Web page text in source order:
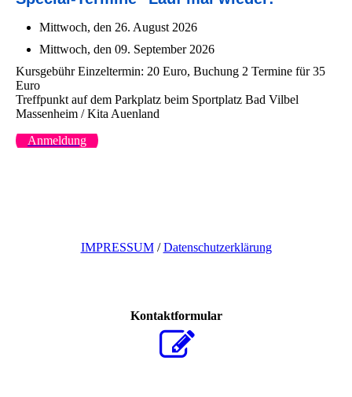
Mittwoch, den 26. August 2026
Mittwoch, den 09. September 2026
Kursgebühr Einzeltermin: 20 Euro, Buchung 2 Termine für 35
Euro
Treffpunkt auf dem Parkplatz beim Sportplatz Bad Vilbel
Massenheim / Kita Auenland
Anmeldung
IMPRESSUM/Datenschutzerklärung
Kontaktformular